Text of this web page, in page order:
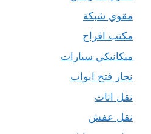
مقوي شبكة
مكتب افراح
ميكانيكي سيارات
نجار فتح ابواب
نقل اثاث
نقل عفش